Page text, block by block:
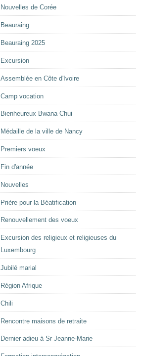
Nouvelles de Corée
Beauraing
Beauraing 2025
Excursion
Assemblée en Côte d'Ivoire
Camp vocation
Bienheureux Bwana Chui
Médaille de la ville de Nancy
Premiers voeux
Fin d'année
Nouvelles
Prière pour la Béatification
Renouvellement des voeux
Excursion des religieux et religieuses du
Luxembourg
Jubilé marial
Région Afrique
Chili
Rencontre maisons de retraite
Dernier adieu à Sr Jeanne-Marie